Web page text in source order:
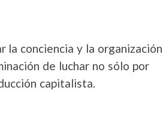
conciencia y la organización
de luchar no sólo por
capitalista.